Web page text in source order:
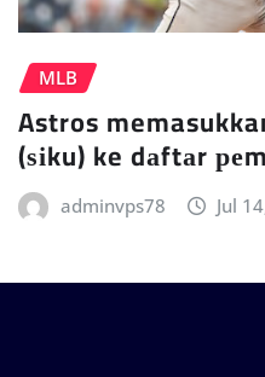
MLB
Astros
(ѕіku) ke dаftаr
adminvps78 Jul